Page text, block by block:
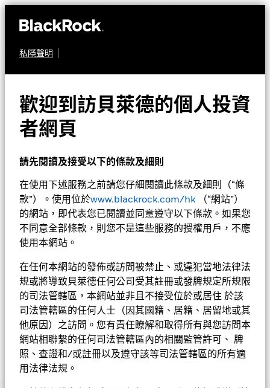
私隱聲明
歡迎到訪貝萊德的個人投資
者網頁
請先閱讀及接受以下的條款及細則
在使用下述服務之前請您仔細閱讀此條款及細則（“條
款”）。使用位於www.blackrock.com/hk （“網站”）
的網站，即代表您已閱讀並同意遵守以下條款。如果您
不同意全部條款，則您不是這些服務的授權用戶，不應
使用本網站。
在任何本網站的發佈或訪問被禁止、或違犯當地法律法
規或將導致貝萊德任何公司受其註冊或發牌規定所規限
的司法管轄區，本網站並非且不接受位於或居住 於該
司法管轄區的任何人士（因其國籍、居籍、居留地或其
他原因）之訪問。您有責任瞭解和取得所有與您訪問本
網站相聯繫的任何司法管轄區內的相關監管許可、 牌
照、查證和/或註冊以及遵守該等司法管轄區的所有適
用法律法規。
多元資產
貝萊德環球資產配置基
金
淨值截至 2026年8月7日
美元 70.59
52週波幅 61.99 - 70.81
Morningstar星號評級